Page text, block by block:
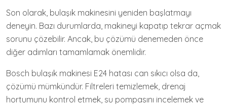
Son olarak, bulaşık makinesini yeniden başlatmayı
deneyin. Bazı durumlarda, makineyi kapatıp tekrar açmak
sorunu çözebilir. Ancak, bu çözümü denemeden önce
diğer adımları tamamlamak önemlidir.
Bosch bulaşık makinesi E24 hatası can sıkıcı olsa da,
çözümü mümkündür. Filtreleri temizlemek, drenaj
hortumunu kontrol etmek, su pompasını incelemek ve